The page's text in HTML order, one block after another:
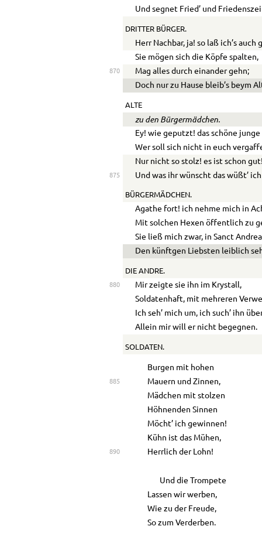
Und segnet Fried’ und
DRITTER BÜRGER.
Herr Nachbar, ja! so laß ich’s auch
Sie mögen sich die Köpfe spalten,
870
Mag alles durch einander gehn;
Doch nur zu Hause bleib’s beym
ALTE
zu den Bürgermädchen.
Ey! wie geputzt! das schöne
Wer soll sich nicht in euch
Nur nicht so stolz! es ist schon
875 Und was ihr wünscht das wüßt’
BÜRGERMÄDCHEN.
Agathe fort! ich nehme mich in
Mit solchen Hexen öffentlich zu
Sie ließ mich zwar, in Sanct
Den künftgen Liebsten leiblich
DIE ANDRE.
880
Mir zeigte sie ihn im Krystall,
Soldatenhaft, mit mehreren
Ich seh’ mich um, ich such’ ihn
Allein mir will er nicht begegnen.
SOLDATEN.
Burgen mit hohen
885
Mauern und Zinnen,
Mädchen mit stolzen
Höhnenden Sinnen
Möcht’ ich gewinnen!
Kühn ist das Mühen,
890 Herrlich der Lohn!
Und die Trompete
Lassen wir werben,
Wie zu der Freude,
So zum Verderben.